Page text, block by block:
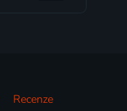
Recenze